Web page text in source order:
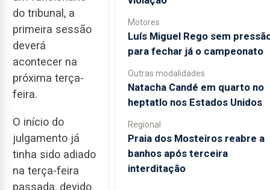
do tribunal, a
primeira sessão
deverá
acontecer na
próxima terça-
feira.
O início do
julgamento já
tinha sido adiado
na terça-feira
passada, devido
Motores
Luís Miguel Rego sem
para fechar já o campeonato
Outras modalidades
Natacha Candé em quarto no
heptatlo nos Estados Unidos
Regional
Praia dos Mosteiros reabre a
banhos após terceira
interditação